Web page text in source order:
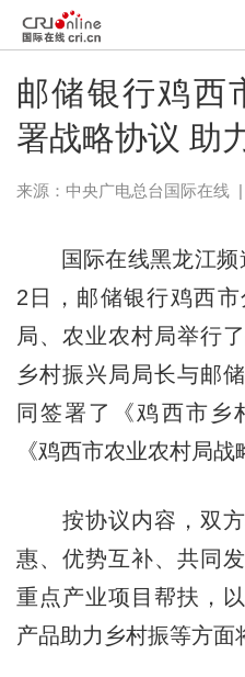
邮储银行鸡西
署战略协议 助
来源：中央广电总台国际在线|
国际在线黑龙江频
2日，邮储银行鸡西
局、农业农村局举行
乡村振兴局局长与邮
同签署了《鸡西市乡
《鸡西市农业农村局战
按协议内容，双方
惠、优势互补、共同
重点产业项目帮扶，
产品助力乡村振等方面